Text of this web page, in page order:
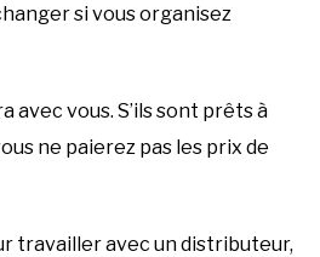
si vous organisez
avec vous. S’ils sont prêts à
ne paierez pas les prix de
travailler avec un distributeur,